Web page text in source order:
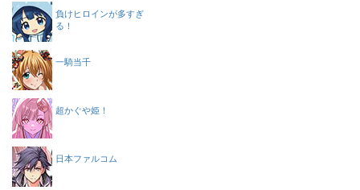
負けヒロインが多すぎ
る！
一騎当千
超かぐや姫！
日本ファルコム